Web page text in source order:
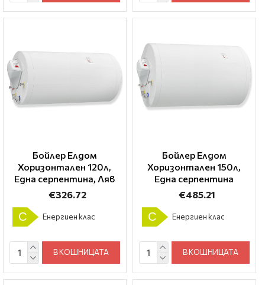
Бойлер Елдом
Хоризонтален 120л,
Една серпентина, Ляв
€326.72
C Енергиен клас
В КОШНИЦАТА
Бойлер Елдом
Хоризонтален 150л,
Една серпентина
€485.21
C Енергиен клас
В КОШНИЦАТА